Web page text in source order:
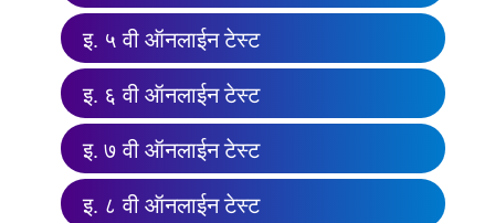
इ. ५ वी ऑनलाईन टेस्ट
इ. ६ वी ऑनलाईन टेस्ट
इ. ७ वी ऑनलाईन टेस्ट
इ. ८ वी ऑनलाईन टेस्ट